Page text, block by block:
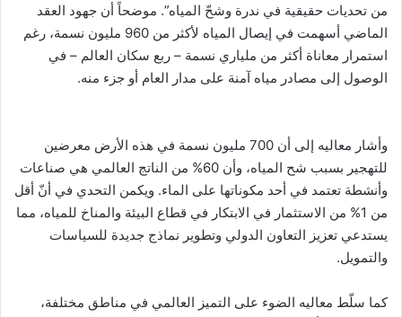
من تحديات حقيقية في ندرة وشحّ المياه”. موضحاً أن جهود العقد
الماضي أسهمت في إيصال المياه لأكثر من 960 مليون نسمة، رغم
استمرار معاناة أكثر من ملياري نسمة – ربع سكان العالم – في
الوصول إلى مصادر مياه آمنة على مدار العام أو جزء منه.
وأشار معاليه إلى أن 700 مليون نسمة في هذه الأرض معرضين
للتهجير بسبب شح المياه، وأن 60% من الناتج العالمي هي صناعات
وأنشطة تعتمد في أحد مكوناتها على الماء. ويكمن التحدي في أنّ أقل
من 1% من الاستثمار في الابتكار في قطاع البيئة والمناخ للمياه، مما
يستدعي تعزيز التعاون الدولي وتطوير نماذج جديدة للسياسات
والتمويل.
كما سلّط معاليه الضوء على التميز العالمي في مناطق مختلفة،